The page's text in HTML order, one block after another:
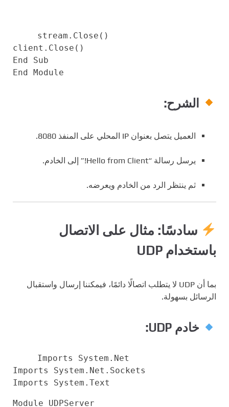
stream.Close()
client.Close()
End
Sub
End Module
الشرح:
العميل يتصل بعنوان IP المحلي على المنفذ 8080.
يرسل رسالة “Hello from Client!” إلى الخادم.
ثم ينتظر الرد من الخادم ويعرضه.
سادسًا: مثال على الاتصال
باستخدام UDP
بما أن UDP لا يتطلب اتصالًا دائمًا، فيمكننا إرسال واستقبال
الرسائل بسهولة.
خادم UDP:
Imports
System.Net
Imports
System.Net.Sockets
Imports
System. Text
Module UDPServer